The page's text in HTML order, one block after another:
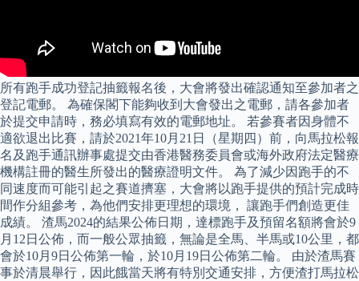
所有跑手成功登記抽籤報名後，大會將發出確認通知至參加者之
登記電郵。 為確保閣下能夠收到大會發出之電郵，請各參加者
於提交申請時，務必填寫有效的電郵地址。 若參賽者因身體不
適欲退出比賽，請於2021年10月21日（星期四）前，向馬拉松報
名及跑手通訊辦事處提交由香港醫務委員會或海外政府法定醫療
機構註冊的醫生所發出的醫療證明文件。 為了減少因跑手的不
同速度而可能引起之賽道擠塞，大會將以跑手提供的預計完成時
間作分組參考，為他們安排更理想的環境， 讓跑手們創造更佳
成績。 渣馬2024的結果公佈日期，達標跑手及預留名額將會於9
月12日公佈，而一般公眾抽籤，無論是全馬、半馬或10公里，都
會於10月9日公佈第一輪，於10月19日公佈第二輪。 由於渣馬賽
事於清晨舉行，因此餓當天將有特別交通安排，方便渣打馬拉松